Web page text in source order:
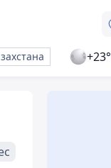
+23°